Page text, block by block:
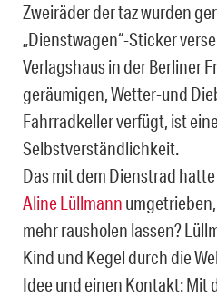
Zweiräder der taz wurden
„Dienstwagen“-Sticker
Verlagshaus in der Berliner
geräumigen, Wetter-und
Fahrradkeller verfügt, ist
Selbstverständlichkeit.
Das mit dem Dienstrad
Aline Lüllmann
mehr rausholen lassen?
Kind und Kegel durch die
Idee und einen Kontakt: Mit